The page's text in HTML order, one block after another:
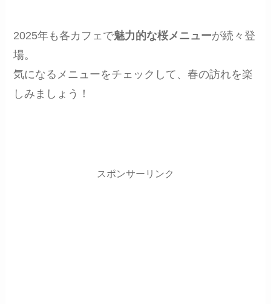
2025年も各カフェで魅力的な桜メニューが続々登
場。
気になるメニューをチェックして、春の訪れを楽
しみましょう！
スポンサーリンク